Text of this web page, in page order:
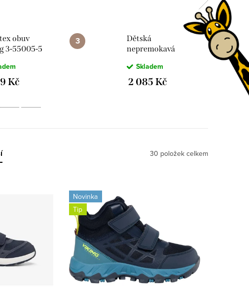
obuv
3-55005-5
Navy
Kč
Dětská
nepremokavá
53620-574 Track
Mid WP 2V Navy
Skladem
2 085 Kč
30 položek celkem
Novinka
Tip